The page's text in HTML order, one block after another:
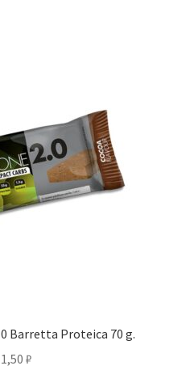
Barretta Proteica 70 g.
₽